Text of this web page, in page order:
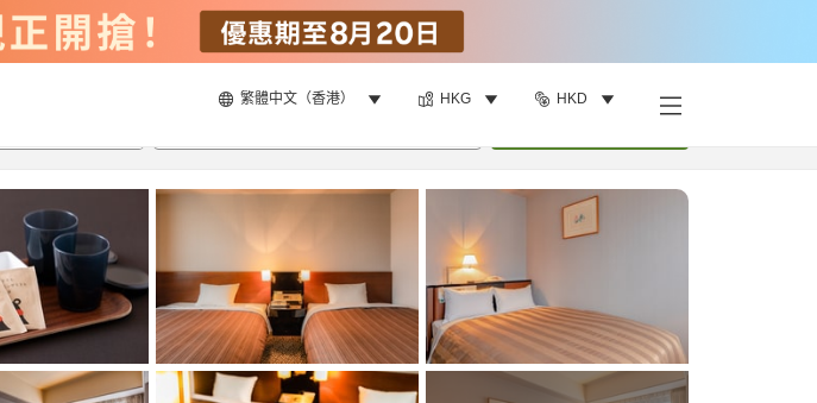
繁體中文（香港） HKG HKD